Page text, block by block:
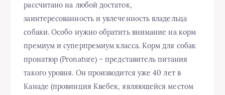
рассчитано на любой достаток,
заинтересованность и увлеченность владельца
собаки. Особо нужно обратить внимание на корм
премиум и суперпремиум класса. Корм для собак
пронатюр (Pronature) – представитель питания
такого уровня. Он производится уже 40 лет в
Канаде (провинция Квебек, являющейся местом